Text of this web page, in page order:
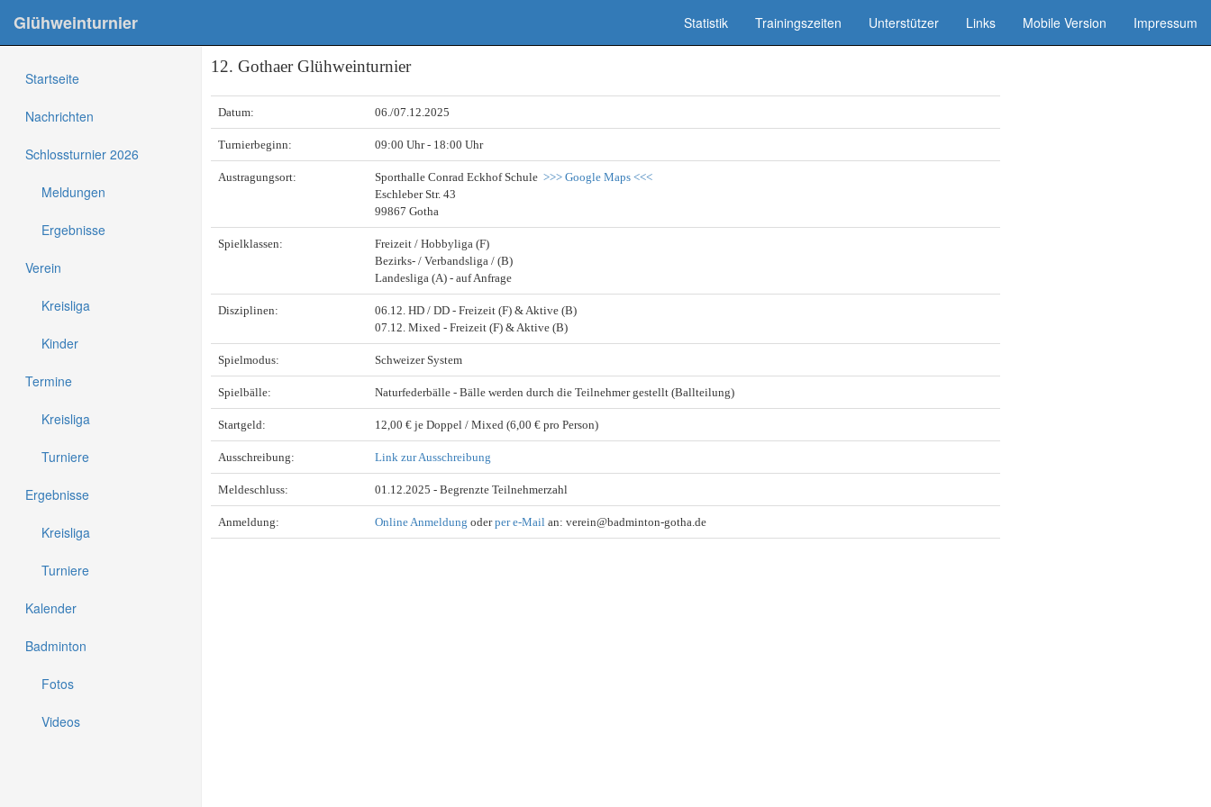
Glühweinturnier Statistik Trainingszeiten Unterstützer Links Mobile Version Impressum
Startseite
Nachrichten
Schlossturnier 2026
Meldungen
Ergebnisse
Verein
Kreisliga
Kinder
Termine
Kreisliga
Turniere
Ergebnisse
Kreisliga
Turniere
Kalender
Badminton
Fotos
Videos
12. Gothaer Glühweinturnier
Datum: 06./07.12.2025
Turnierbeginn: 09:00 Uhr- 18:00 Uhr
Austragungsort: Sporthalle Conrad Eckhof Schule >>> Google Maps <<<
Eschleber Str. 43
99867 Gotha
Spielklassen:
Freizeit / Hobbyliga (F)
Bezirks- / Verbandsliga / (B)
Landesliga (A) - auf Anfrage
Disziplinen:
06.12. HD / DD - Freizeit (F) & Aktive (B)
07.12. Mixed - Freizeit (F) & Aktive (B)
Spielmodus: Schweizer System
Spielbälle: Naturfederbälle - Bälle werden durch die Teilnehmer gestellt (Ballteilung)
Startgeld: 12,00 € je Doppel / Mixed (6,00 € pro Person)
Ausschreibung: Link zur Ausschreibung
Meldeschluss: 01.12.2025 - Begrenzte Teilnehmerzahl
Anmeldung: Online Anmeldung oderper e-Mail an: verein@badminton-gotha.de